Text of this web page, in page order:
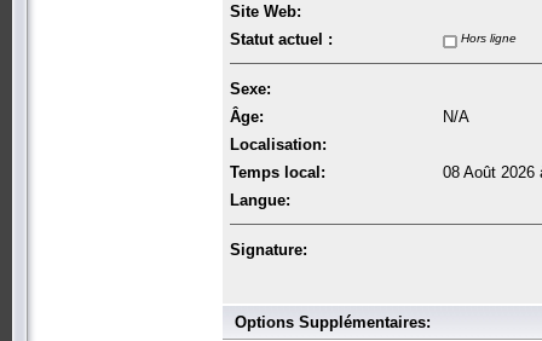
Site Web:
Statut actuel :
Hors ligne
Sexe:
Âge:
N/A
Localisation:
Temps local:
08 Août 2026
Langue:
Signature:
Options Supplémentaires: